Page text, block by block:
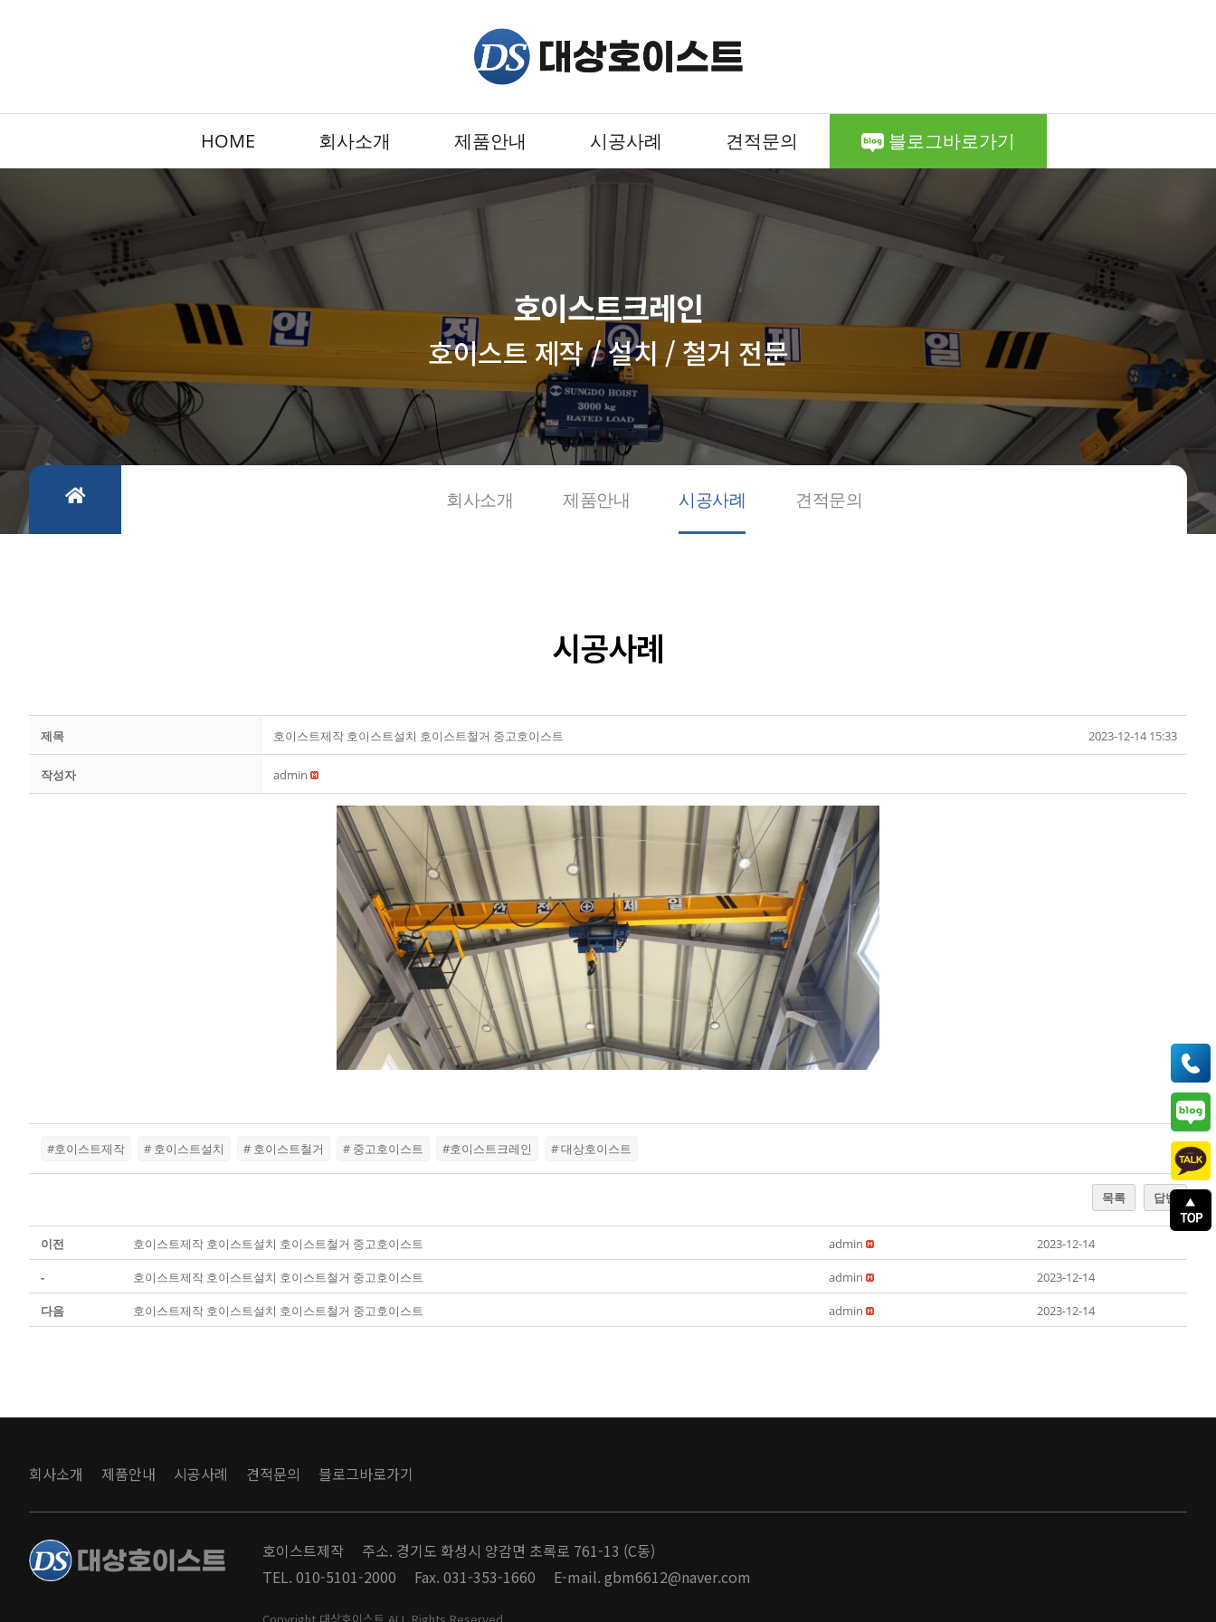
HOME 회사소개 제품안내 시공사례 견적문의 블로그바로가기
호이스트크레인
호이스트 제작 / 설치 / 철거 전문
회사소개 제품안내 시공사례 견적문의
시공사례
제목 호이스트제작 호이스트설치 호이스트철거 중고호이스트 2023-12-14 15:33
작성자 admin
#호이스트제작 # 호이스트설치 # 호이스트철거 # 중고호이스트 #호이스트크레인 # 대상호이스트
목록 답변
이전 호이스트제작 호이스트설치 호이스트철거 중고호이스트 admin 2023-12-14
- 호이스트제작 호이스트설치 호이스트철거 중고호이스트 admin 2023-12-14
다음 호이스트제작 호이스트설치 호이스트철거 중고호이스트 admin 2023-12-14
회사소개 제품안내 시공사례 견적문의 블로그바로가기
호이스트제작
주소. 경기도 화성시 양감면 초록로 761-13 (C동)
TEL. 010-5101-2000
Fax. 031-353-1660 E-mail. gbm6612@naver.com
Copyright 대상호이스트 ALL Rights Reserved.